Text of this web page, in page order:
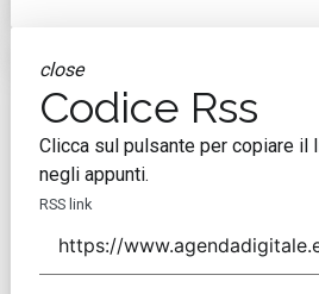
close
Codice Rss
Clicca sul pulsante per copiare il
negli appunti.
RSS link